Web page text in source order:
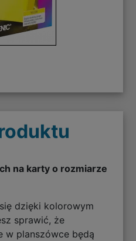
na karty o rozmiarze
dzięki kolorowym
sprawić, że
w planszówce będą